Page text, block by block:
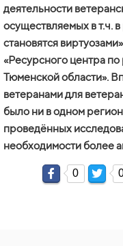
деятельности
осуществляемых в т.ч.
становятся
«Ресурсного центра
Тюменской области».
ветеранами для
было ни в одном
проведённых
необходимости более
0